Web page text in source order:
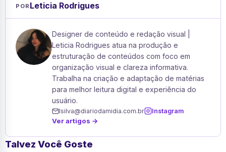
POR Leticia Rodrigues
Designer de conteúdo e redação visual |
Leticia Rodrigues atua na produção e
estruturação de conteúdos com foco em
organização visual e clareza informativa.
Trabalha na criação e adaptação de matérias
para melhor leitura digital e experiência do
usuário.
lsilva@diariodamidia.com.br Instagram
Ver artigos →
Talvez Você Goste